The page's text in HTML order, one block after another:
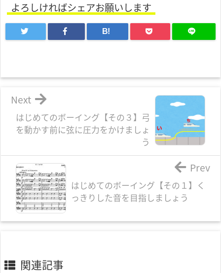
よろしければシェアお願いします
B!
はじめてのボーイング【その３】弓
を動かす前に弦に圧力をかけましょ
う
Next
はじめてのボーイング【その１】く
っきりした音を目指しましょう
Prev
関連記事